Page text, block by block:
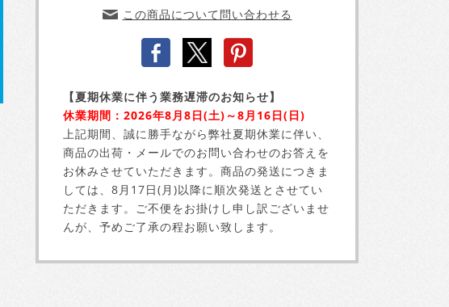
この商品について問い合わせる
【夏期休業に伴う業務遅滞のお知らせ】
休業期間：2026年8月8日(土)～8月16日(日)
上記期間、誠に勝手ながら弊社夏期休業に伴い、
商品の出荷・メールでのお問い合わせのお答えを
お休みさせていただきます。商品の発送につきま
しては、8月17日(月)以降に順次発送とさせてい
ただきます。ご不便をお掛けし申し訳ございませ
んが、予めご了承の程お願い致します。